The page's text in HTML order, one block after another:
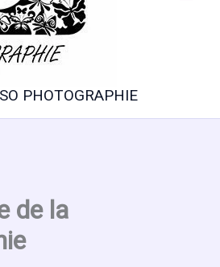
PHOTOGRAPHIE
de la